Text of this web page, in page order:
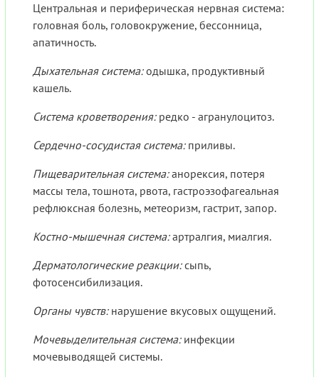
Центральная и периферическая нервная система:
головная боль, головокружение, бессонница,
апатичность.
Дыхательная система:одышка, продуктивный
кашель.
Система кроветворения:редко - агранулоцитоз.
Сердечно-сосудистая система: приливы.
Пищеварительная система:анорексия, потеря
массы тела, тошнота, рвота, гастроэзофагеальная
рефлюксная болезнь, метеоризм, гастрит, запор.
Костно-мышечная система:артралгия, миалгия.
Дерматологические реакции:сыпь,
фотосенсибилизация.
Органы чувств: нарушение вкусовых ощущений.
Мочевыделительная система:инфекции
мочевыводящей системы.